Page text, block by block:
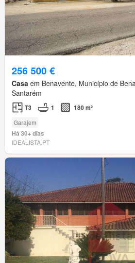
256 500 €
Casa em Benavente, Município de
Santarém
T3 1 180 m²
Garajem
Há 30+ dias
IDEALISTA.PT